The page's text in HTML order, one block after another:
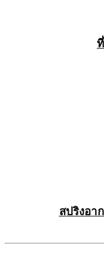
สปริงอา